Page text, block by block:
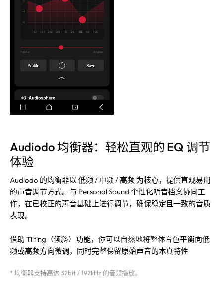
Audiodo 均衡器：轻松直观的 EQ 调节
体验
Audiodo 的均衡器以 低频 / 中频 / 高频 为核心，提供直观易用
的声音调节方式。与 Personal Sound 个性化听音档案协同工
作，在已校正的声音基础上进行调节，确保稳定且一致的音质
表现。
借助 Tilting（倾斜）功能，你可以自然地将整体音色平衡向低
频或高频方向微调，同时完整保留原始声音的本真特性
* 均衡器支持高达 32bit / 192kHz 的音频播放。